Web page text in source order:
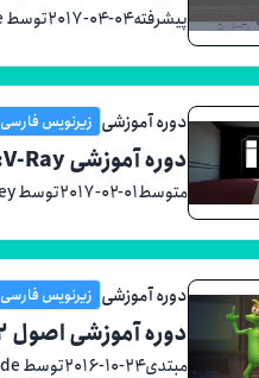
پیشرفته۲۰۱۷-۰۴-۰۴توسط David Andrade
دوره آموزشی زیرنویس فارسی
دوره آموزشی V-Ray: کنترل رنگ خون در بلندر
متوسط۲۰۱۷-۰۲-۰۱توسط Brian Bradley
دوره آموزشی زیرنویس فارسی
دوره آموزشی اصول ۱۲گانه انیمیشن: پایه و اساس دنیای انیمیشن‌سازی
مبتدی۲۰۱۶-۱۰-۲۴توسط David Andrade